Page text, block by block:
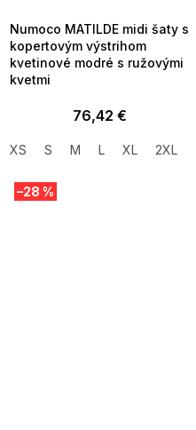
Numoco MATILDE midi šaty s
kopertovým výstrihom
kvetinové modré s ružovými
kvetmi
76,42 €
XS S M L XL 2XL
–28 %